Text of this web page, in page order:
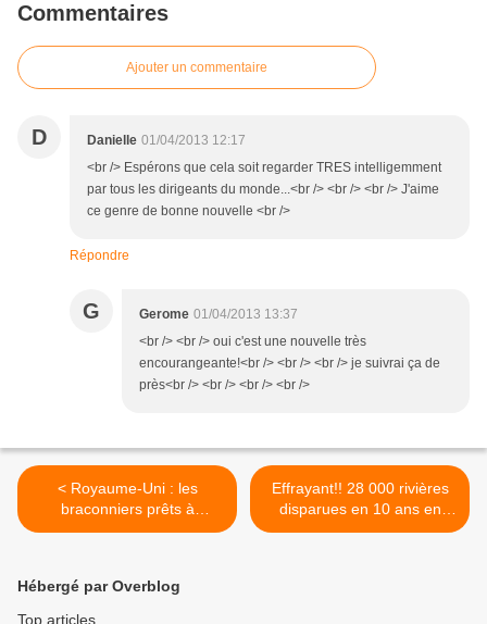
Commentaires
Ajouter un commentaire
D Danielle 01/04/2013 12:17
<br /> Espérons que cela soit regarder TRES intelligemment
par tous les dirigeants du monde...<br /> <br /> <br /> J'aime
ce genre de bonne nouvelle <br />
Répondre
G Gerome 01/04/2013 13:37
<br /> <br /> oui c'est une nouvelle très
encourangeante!<br /> <br /> <br /> je suivrai ça de
près<br /> <br /> <br /> <br />
< Royaume-Uni : les
braconniers prêts à
s’attaquer à des rhinocéros
Effrayant!! 28 000 rivières
disparues en 10 ans en
Chine >
Hébergé par Overblog
Top articles